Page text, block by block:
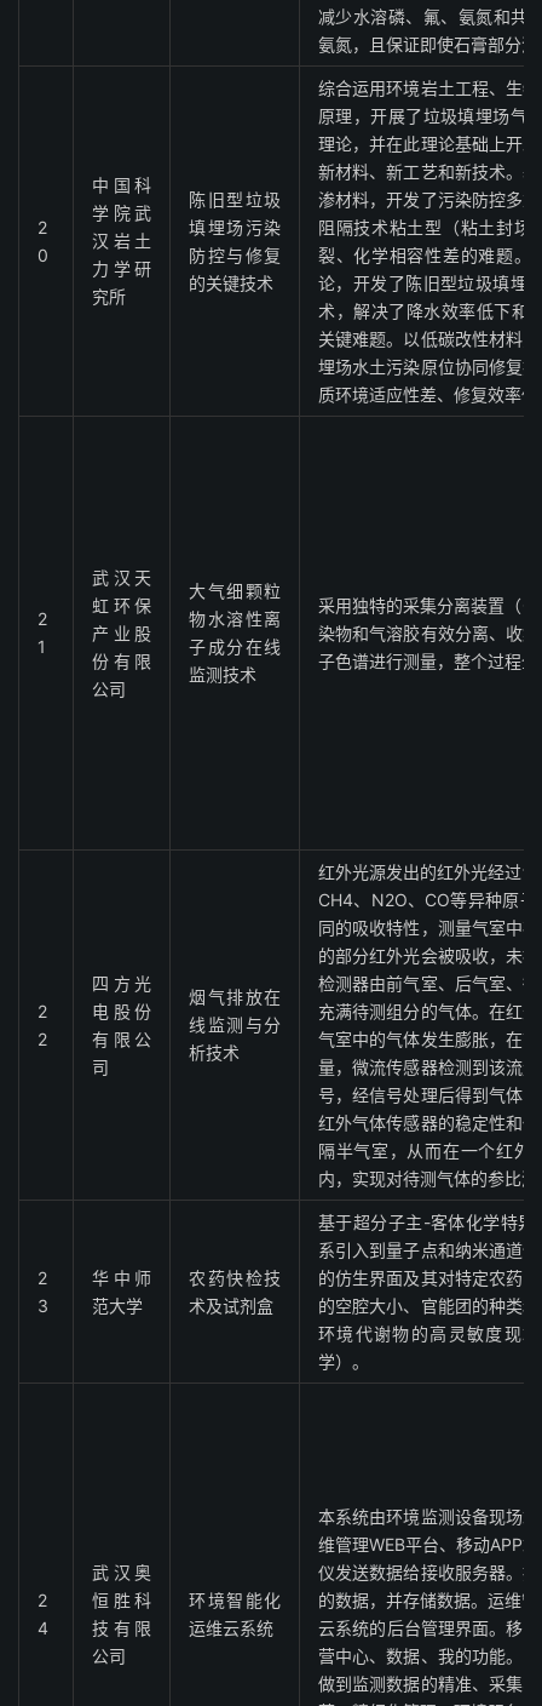
减少水溶磷、氟、氨氮和
氨氮，且保证即使石膏部分
2
0
中国科
学院武
汉岩土
力学研
究所
陈旧型垃圾
填埋场污染
防控与修复
的关键技术
综合运用环境岩土工程、生
原理，开展了垃圾填埋场气
理论，并在此理论基础上开
新材料、新工艺和新技术。
渗材料，开发了污染防控多
阻隔技术粘土型（粘土封场
裂、化学相容性差的难题。
论，开发了陈旧型垃圾填埋
术，解决了降水效率低下和
关键难题。以低碳改性材料
埋场水土污染原位协同修复
质环境适应性差、修复效率
2
1
武汉天
虹环保
产业股
份有限
公司
大气细颗粒
物水溶性离
子成分在线
监测技术
采用独特的采集分离装置（
染物和气溶胶有效分离、收
子色谱进行测量，整个过程
2
2
四方光
电股份
有限公
司
烟气排放在
线监测与分
析技术
红外光源发出的红外光经过
CH4、N2O、CO等异种原
同的吸收特性，测量气室中
的部分红外光会被吸收，未
检测器由前气室、后气室、
充满待测组分的气体。在红
气室中的气体发生膨胀，在
量，微流传感器检测到该流
号，经信号处理后得到气体
红外气体传感器的稳定性和
隔半气室，从而在一个红外
内，实现对待测气体的参比
2
3
华中师
范大学
农药快检技
术及试剂盒
基于超分子主-客体化学特
系引入到量子点和纳米通道
的仿生界面及其对特定农药
的空腔大小、官能团的种类
环境代谢物的高灵敏度现
学）。
2
4
武汉奥
恒胜科
技有限
公司
环境智能化
运维云系统
本系统由环境监测设备现场
维管理WEB平台、移动APP
仪发送数据给接收服务器。
的数据，并存储数据。运维
云系统的后台管理界面。移
营中心、数据、我的功能。
做到监测数据的精准、采集